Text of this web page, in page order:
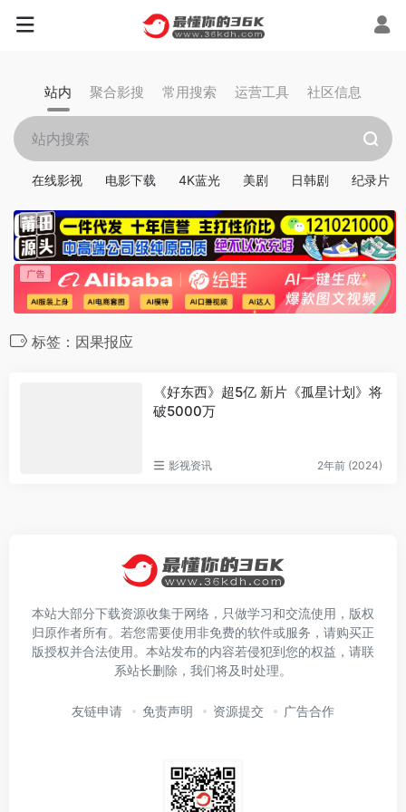
站内 聚合影搜 常用搜索 运营工具 社区信息
在线影视 电影下载 4K蓝光 美剧 日韩剧 纪录片
标签：因果报应
《好东西》超5亿 新片《孤星计划》将
破5000万
影视资讯 2年前 (2024)
本站大部分下载资源收集于网络，只做学习和交流使用，版权
归原作者所有。若您需要使用非免费的软件或服务，请购买正
版授权并合法使用。本站发布的内容若侵犯到您的权益，请联
系站长删除，我们将及时处理。
友链申请 免责声明 资源提交 广告合作